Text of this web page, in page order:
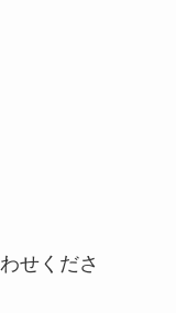
せくださ